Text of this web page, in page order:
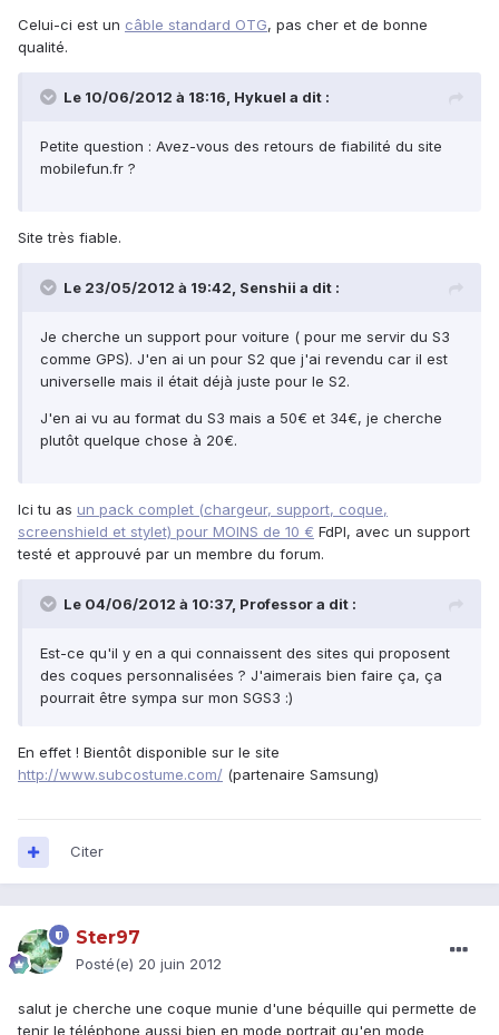
Celui-ci est un câble standard OTG, pas cher et de bonne
qualité.
Le 10/06/2012 à 18:16, Hykuel a dit :
Petite question : Avez-vous des retours de fiabilité du site
mobilefun.fr ?
Site très fiable.
Le 23/05/2012 à 19:42, Senshii a dit :
Je cherche un support pour voiture ( pour me servir du S3
comme GPS). J'en ai un pour S2 que j'ai revendu car il est
universelle mais il était déjà juste pour le S2.
J'en ai vu au format du S3 mais a 50€ et 34€, je cherche
plutôt quelque chose à 20€.
Ici tu as un pack complet (chargeur, support, coque,
screenshield et stylet) pour MOINS de 10 € FdPI, avec un support
testé et approuvé par un membre du forum.
Le 04/06/2012 à 10:37, Professor a dit :
Est-ce qu'il y en a qui connaissent des sites qui proposent
des coques personnalisées ? J'aimerais bien faire ça, ça
pourrait être sympa sur mon SGS3 :)
En effet ! Bientôt disponible sur le site
http://www.subcostume.com/ (partenaire Samsung)
Citer
Ster97
Posté(e) 20 juin 2012
salut je cherche une coque munie d'une béquille qui permette de
tenir le téléphone aussi bien en mode portrait qu'en mode